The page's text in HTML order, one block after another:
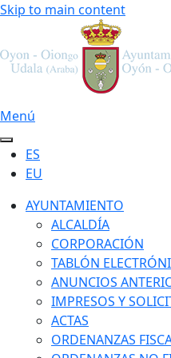
Skip to main content
Menú
ES
EU
AYUNTAMIENTO
ALCALDÍA
CORPORACIÓN
TABLÓN
ANUNCIOS
IMPRESOS Y
ACTAS
ORDENANZAS